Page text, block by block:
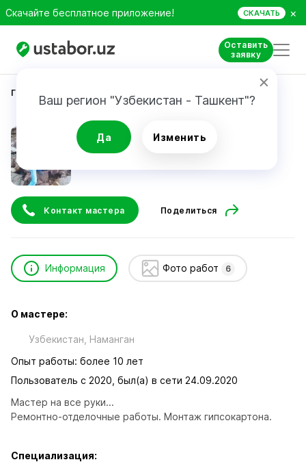
Скачайте бесплатное приложение! СКАЧАТЬ ×
Оставить
заявку
Ваш регион "Узбекистан - Ташкент"?
Да Изменить
Главная
Якубов Илхом
Контакт мастера Поделиться
Информация Фото работ 6
О мастере:
Узбекистан, Наманган
Опыт работы: более 10 лет
Пользователь с 2020, был(а) в сети 24.09.2020
Мастер на все руки...
Ремонтно-отделочные работы. Монтаж гипсокартона.
Специализация: